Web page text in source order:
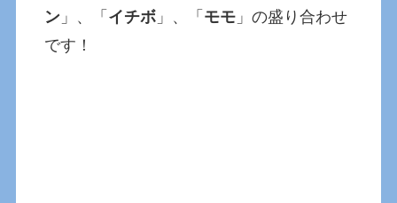
ン 」、「 イチボ 」、「 モモ 」の盛り合わせ
です！